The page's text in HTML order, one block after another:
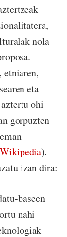
nola
etniaren,
eta
ohi
gorpuzten
Wikipedia).
izan dira:
baseen
nahi